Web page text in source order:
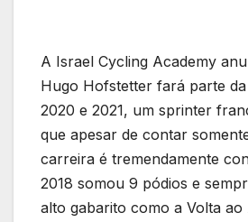
A Israel Cycling Academy
Hugo Hofstetter fará parte
2020 e 2021, um sprinter
que apesar de contar
carreira é tremendamente
2018 somou 9 pódios e
alto gabarito como a Volta ao